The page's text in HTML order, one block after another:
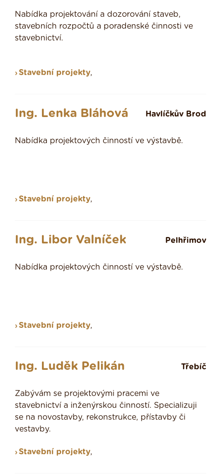
Nabídka projektování a dozorování staveb,
stavebních rozpočtů a poradenské činnosti ve
stavebnictví.
Stavební projekty,
Ing. Lenka Bláhová Havlíčkův Brod
Nabídka projektových činností ve výstavbě.
Stavební projekty,
Ing. Libor Valníček Pelhřimov
Nabídka projektových činností ve výstavbě.
Stavební projekty,
Ing. Luděk Pelikán Třebíč
Zabývám se projektovými pracemi ve
stavebnictví a inženýrskou činností. Specializuji
se na novostavby, rekonstrukce, přístavby či
vestavby.
Stavební projekty,